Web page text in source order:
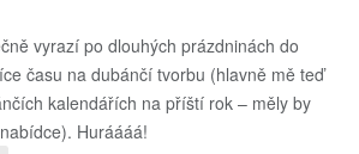
vyrazí po dlouhých prázdninách do
času na dubánčí tvorbu (hlavně mě teď
kalendářích na příští rok – měly by
Huráááá!